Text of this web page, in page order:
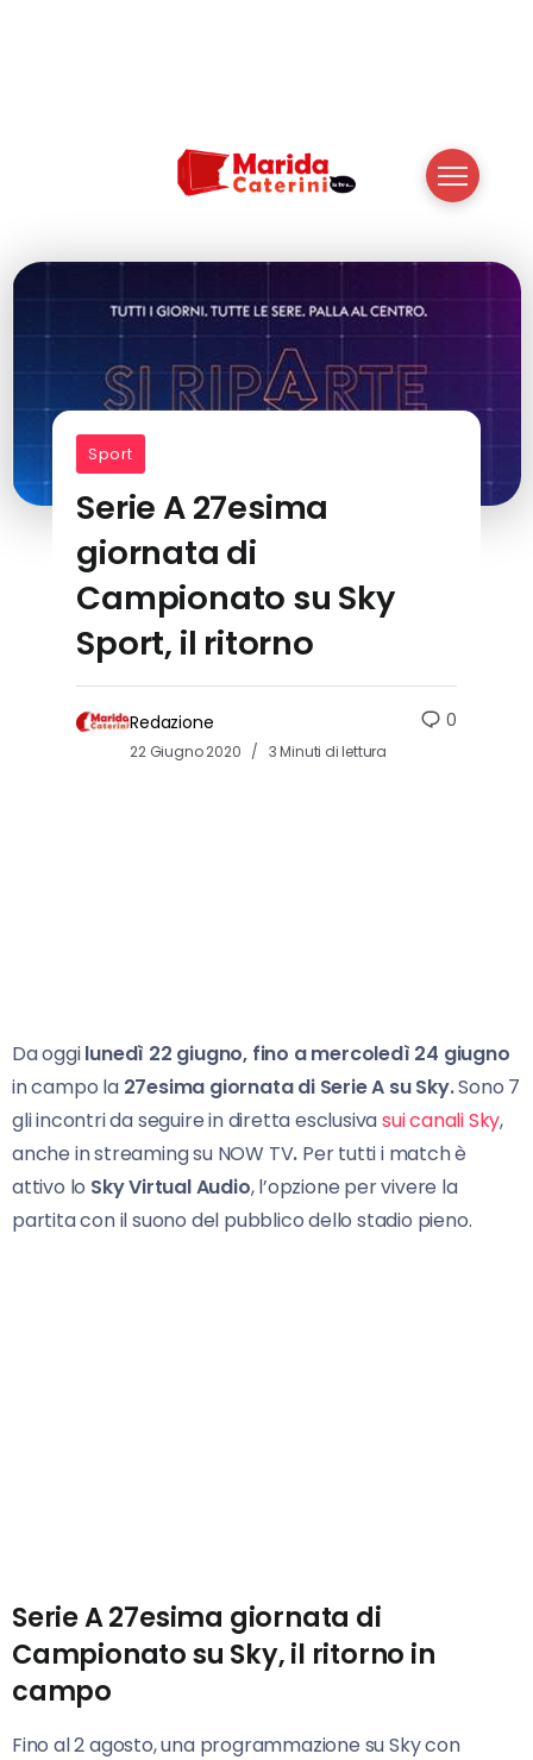
Sport
Serie A 27esima
giornata di
Campionato su Sky
Sport, il ritorno
Redazione
22 Giugno 2020 3 Minuti di lettura
0
Da oggilunedì 22 giugno, fino a mercoledì 24 giugno
in campo la27esima giornata di Serie A su Sky.Sono 7
gli incontri da seguire in diretta esclusivasui canali Sky,
anche in streaming su NOW TV. Per tutti i match è
attivo lo Sky Virtual Audio, l’opzione per vivere la
partita con il suono del pubblico dello stadio pieno.
Serie A 27esima giornata di
Campionato su Sky, il ritorno in
campo
Fino al 2 agosto, una programmazione su Sky con